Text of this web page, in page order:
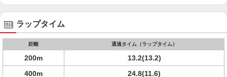
ラップタイム
距離 通過タイム（ラップタイム）
200m
13.2(13.2)
400m
24.8(11.6)